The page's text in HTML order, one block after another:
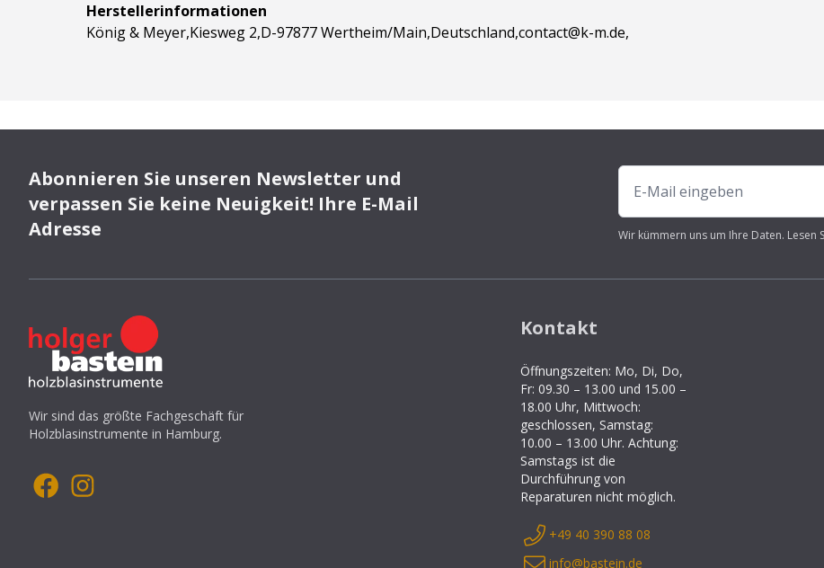
Herstellerinformationen
König & Meyer,Kiesweg 2,D-97877 Wertheim/Main,Deutschland,contact@k-m.de,
Abonnieren Sie unseren Newsletter und
verpassen Sie keine Neuigkeit! Ihre E-Mail
Adresse
Wir kümmern uns um Ihre Daten. Lesen
Wir sind das größte Fachgeschäft für
Holzblasinstrumente in Hamburg.
Kontakt
Öffnungszeiten: Mo, Di, Do,
Fr: 09.30 – 13.00 und 15.00 –
18.00 Uhr, Mittwoch:
geschlossen, Samstag:
10.00 – 13.00 Uhr. Achtung:
Samstags ist die
Durchführung von
Reparaturen nicht möglich.
+49 40 390 88 08
info@bastein.de